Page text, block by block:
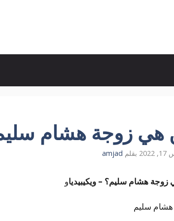
زوجة هشام سليم
بقلم amjad
هشام سليم؟ – ويكيبيدياو
سليم